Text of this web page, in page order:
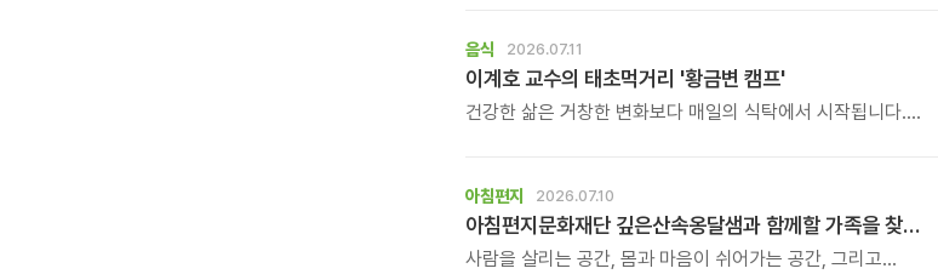
돌아가는 날들이 반복되곤 하지요. 하루명상은 멀리 떠나는
여행도, 거창한 결심도 필요하지 않습니다.
음식 2026.07.11
이계호 교수의 태초먹거리 '황금변 캠프'
건강한 삶은 거창한 변화보다 매일의 식탁에서 시작됩니다.
받은 이계호 교수와 함께하는 태초먹거리 황금변 캠프
아침편지 2026.07.10
아침편지문화재단 깊은산속옹달샘과 함께할 가족을 찾습니다.
사람을 살리는 공간, 몸과 마음이 쉬어가는 공간, 그리고